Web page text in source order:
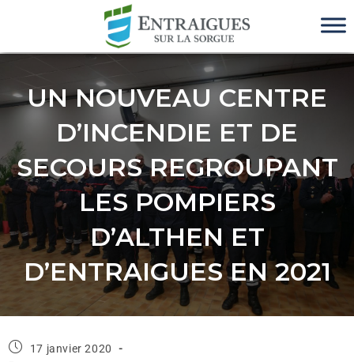
UN NOUVEAU CENTRE
D’INCENDIE ET DE
SECOURS REGROUPANT
LES POMPIERS
D’ALTHEN ET
D’ENTRAIGUES EN 2021
17 janvier 2020